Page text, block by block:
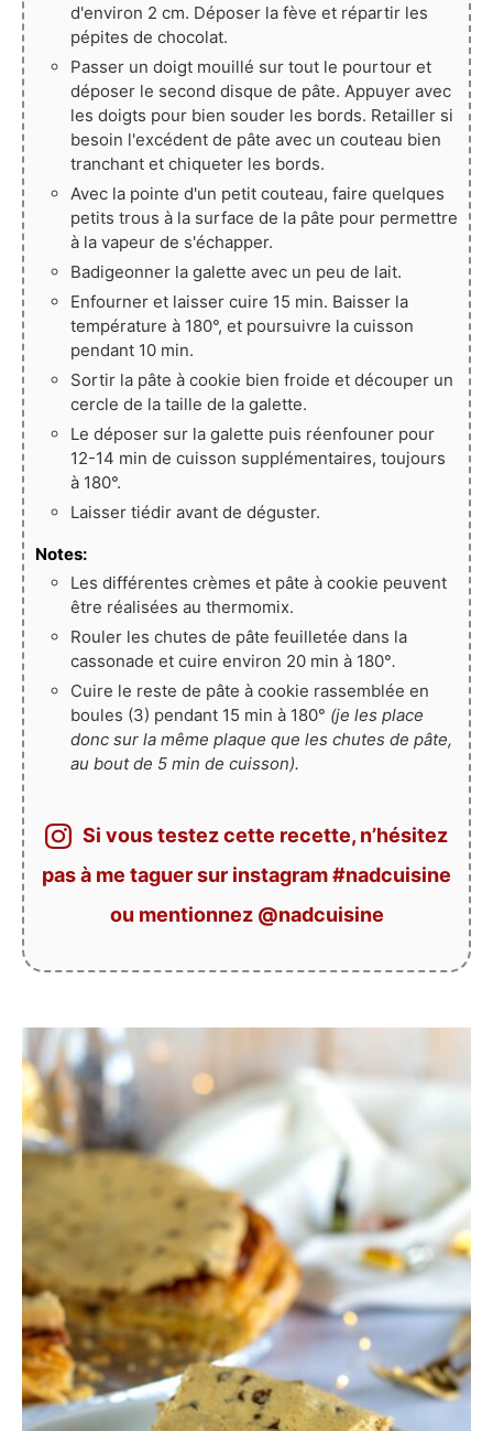
d'environ 2 cm. Déposer la fève et répartir les
pépites de chocolat.
Passer un doigt mouillé sur tout le pourtour et
déposer le second disque de pâte. Appuyer avec
les doigts pour bien souder les bords. Retailler si
besoin l'excédent de pâte avec un couteau bien
tranchant et chiqueter les bords.
Avec la pointe d'un petit couteau, faire quelques
petits trous à la surface de la pâte pour permettre
à la vapeur de s'échapper.
Badigeonner la galette avec un peu de lait.
Enfourner et laisser cuire 15 min. Baisser la
température à 180°, et poursuivre la cuisson
pendant 10 min.
Sortir la pâte à cookie bien froide et découper un
cercle de la taille de la galette.
Le déposer sur la galette puis réenfouner pour
12-14 min de cuisson supplémentaires, toujours
à 180°.
Laisser tiédir avant de déguster.
Notes:
Les différentes crèmes et pâte à cookie peuvent
être réalisées au thermomix.
Rouler les chutes de pâte feuilletée dans la
cassonade et cuire environ 20 min à 180°.
Cuire le reste de pâte à cookie rassemblée en
boules (3) pendant 15 min à 180° (je les place
donc sur la même plaque que les chutes de pâte,
au bout de 5 min de cuisson).
Si vous testez cette recette, n’hésitez
pas à me taguer sur instagram #nadcuisine
ou mentionnez @nadcuisine